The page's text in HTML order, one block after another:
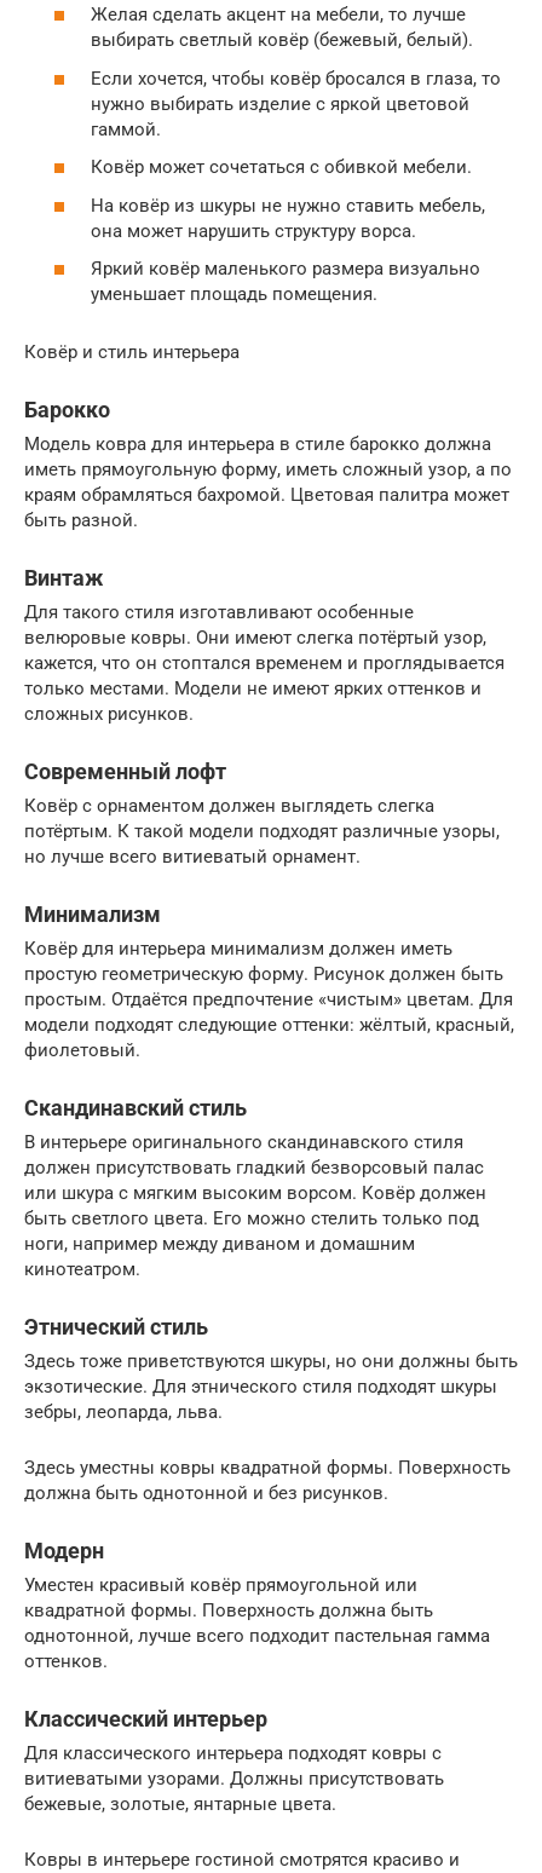
Желая сделать акцент на мебели, то лучше
выбирать светлый ковёр (бежевый, белый).
Если хочется, чтобы ковёр бросался в глаза, то
нужно выбирать изделие с яркой цветовой
гаммой.
Ковёр может сочетаться с обивкой мебели.
На ковёр из шкуры не нужно ставить мебель,
она может нарушить структуру ворса.
Яркий ковёр маленького размера визуально
уменьшает площадь помещения.
Ковёр и стиль интерьера
Барокко
Модель ковра для интерьера в стиле барокко должна
иметь прямоугольную форму, иметь сложный узор, а по
краям обрамляться бахромой. Цветовая палитра может
быть разной.
Винтаж
Для такого стиля изготавливают особенные
велюровые ковры. Они имеют слегка потёртый узор,
кажется, что он стоптался временем и проглядывается
только местами. Модели не имеют ярких оттенков и
сложных рисунков.
Современный лофт
Ковёр с орнаментом должен выглядеть слегка
потёртым. К такой модели подходят различные узоры,
но лучше всего витиеватый орнамент.
Минимализм
Ковёр для интерьера минимализм должен иметь
простую геометрическую форму. Рисунок должен быть
простым. Отдаётся предпочтение «чистым» цветам. Для
модели подходят следующие оттенки: жёлтый, красный,
фиолетовый.
Скандинавский стиль
В интерьере оригинального скандинавского стиля
должен присутствовать гладкий безворсовый палас
или шкура с мягким высоким ворсом. Ковёр должен
быть светлого цвета. Его можно стелить только под
ноги, например между диваном и домашним
кинотеатром.
Этнический стиль
Здесь тоже приветствуются шкуры, но они должны быть
экзотические. Для этнического стиля подходят шкуры
зебры, леопарда, льва.
Здесь уместны ковры квадратной формы. Поверхность
должна быть однотонной и без рисунков.
Модерн
Уместен красивый ковёр прямоугольной или
квадратной формы. Поверхность должна быть
однотонной, лучше всего подходит пастельная гамма
оттенков.
Классический интерьер
Для классического интерьера подходят ковры с
витиеватыми узорами. Должны присутствовать
бежевые, золотые, янтарные цвета.
Ковры в интерьере гостиной смотрятся красиво и